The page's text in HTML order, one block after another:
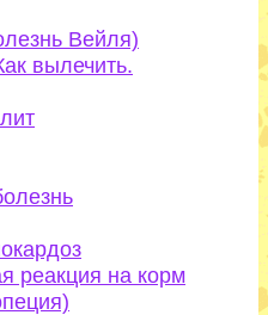
Вейля)
вылечить.
реакция на корм